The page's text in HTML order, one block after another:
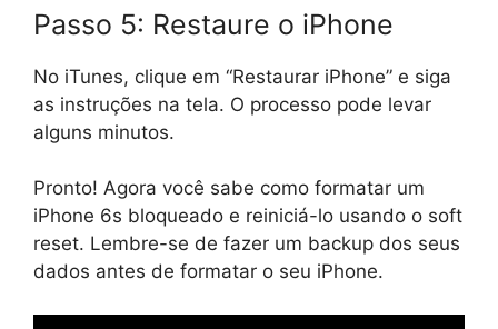
Passo 5: Restaure o iPhone
No iTunes, clique em “Restaurar iPhone” e siga
as instruções na tela. O processo pode levar
alguns minutos.
Pronto! Agora você sabe como formatar um
iPhone 6s bloqueado e reiniciá-lo usando o soft
reset. Lembre-se de fazer um backup dos seus
dados antes de formatar o seu iPhone.